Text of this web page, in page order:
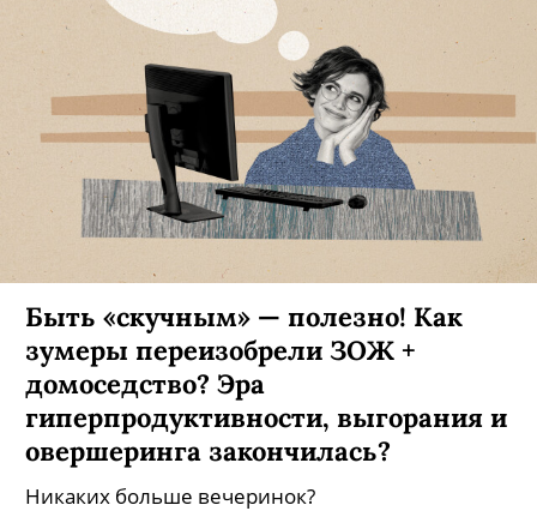
Быть «скучным» — полезно! Как
зумеры переизобрели ЗОЖ +
домоседство? Эра
гиперпродуктивности, выгорания и
овершеринга закончилась?
Никаких больше вечеринок?